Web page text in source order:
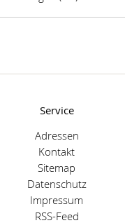
Service
Adressen
Kontakt
Sitemap
Datenschutz
Impressum
RSS-Feed